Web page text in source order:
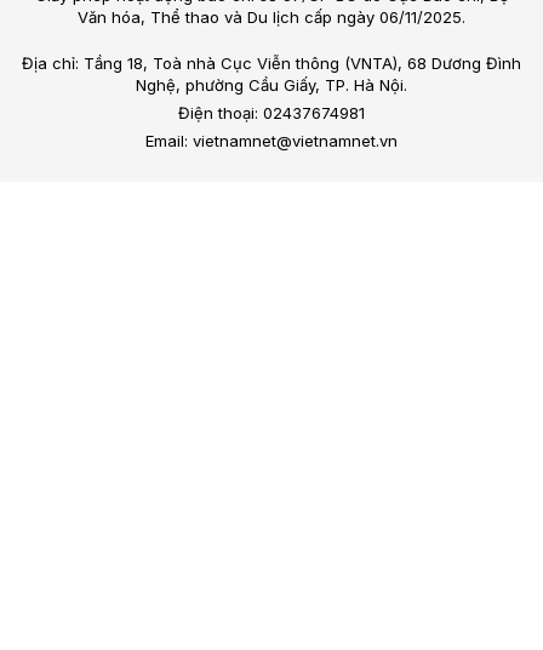
Văn hóa, Thể thao và Du lịch cấp ngày 06/11/2025.
Địa chỉ: Tầng 18, Toà nhà Cục Viễn thông (VNTA), 68 Dương Đình
Nghệ, phường Cầu Giấy, TP. Hà Nội.
Điện thoại: 02437674981
Email: vietnamnet@vietnamnet.vn